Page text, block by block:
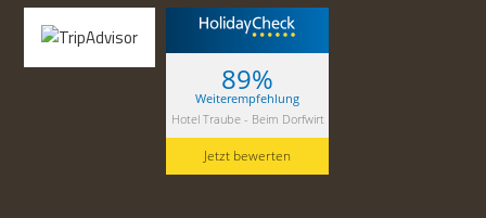
89%
Weiterempfehlung
Hotel Traube - Beim Dorfwirt
Jetzt bewerten